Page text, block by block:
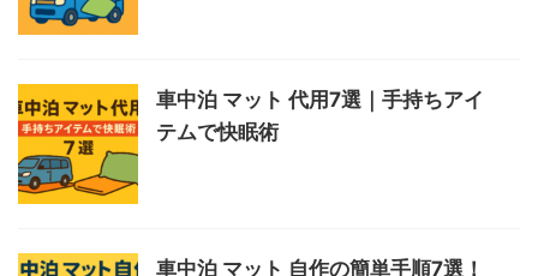
車中泊 マット 代用7選｜手持ちアイ
テムで快眠術
車中泊 マット 自作の簡単手順7選！